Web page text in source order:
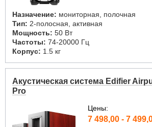
Назначение: мониторная, полочная
Тип: 2-полосная, активная
Мощность: 50 Вт
Частоты: 74-20000 Гц
Корпус: 1.5 кг
Акустическая система Edifier
Pro
Цены:
7 498,00 - 7